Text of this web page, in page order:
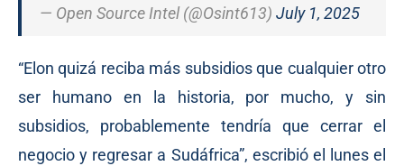
— Open Source Intel (@Osint613) July 1, 2025
“Elon quizá reciba más subsidios que cualquier otro
ser humano en la historia, por mucho, y sin
subsidios, probablemente tendría que cerrar el
negocio y regresar a Sudáfrica”, escribió el lunes el